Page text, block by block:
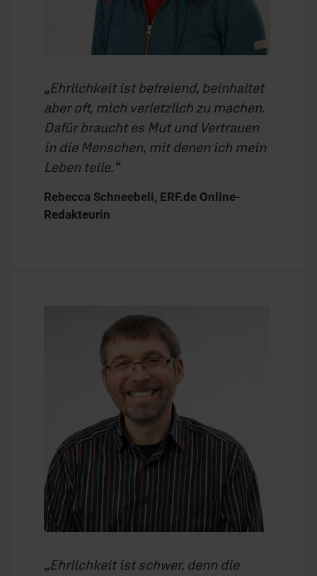
Ehrlichkeit ist befreiend, beinhaltet
aber oft, mich verletzlich zu machen.
Dafür braucht es Mut und Vertrauen
in die Menschen, mit denen ich mein
Leben teile.
Rebecca Schneebeli, ERF.de Online-
Redakteurin
Ehrlichkeit ist schwer, denn die